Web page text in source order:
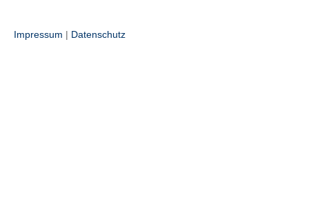
Impressum | Datenschutz